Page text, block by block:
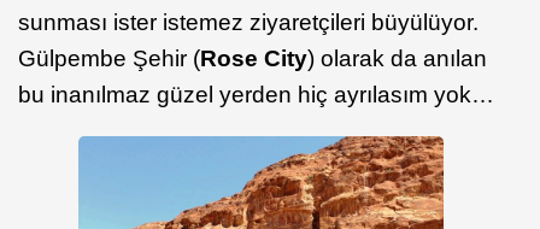
sunması ister istemez ziyaretçileri büyülüyor.
Gülpembe Şehir (Rose City) olarak da anılan
bu inanılmaz güzel yerden hiç ayrılasım yok…